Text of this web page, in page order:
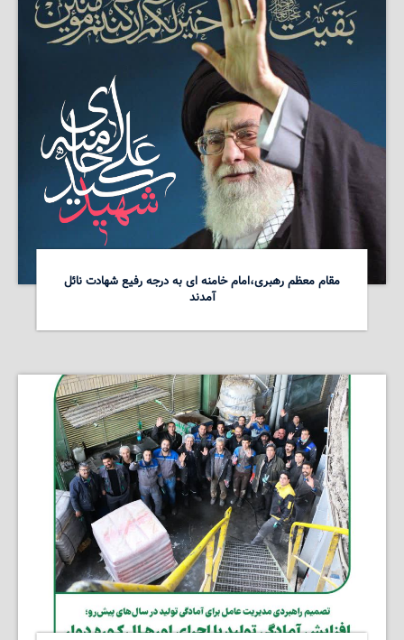
مقام معظم رهبری،امام خامنه ای به درجه رفیع شهادت نائل
آمدند